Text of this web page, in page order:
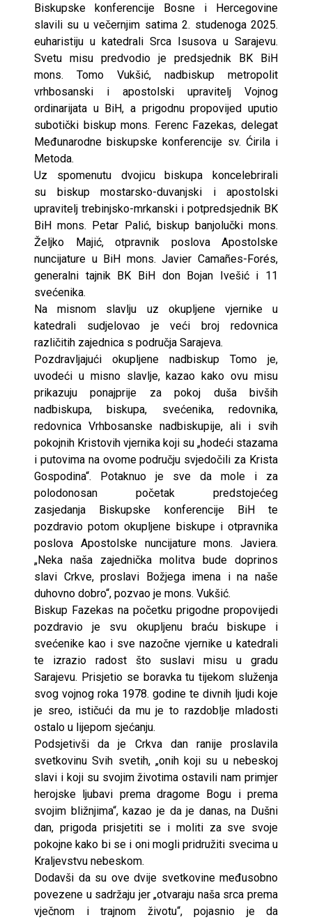
Biskupske konferencije Bosne i Hercegovine
slavili su u večernjim satima 2. studenoga 2025.
euharistiju u katedrali Srca Isusova u Sarajevu.
Svetu misu predvodio je predsjednik BK BiH
mons. Tomo Vukšić, nadbiskup metropolit
vrhbosanski i apostolski upravitelj Vojnog
ordinarijata u BiH, a prigodnu propovijed uputio
subotički biskup mons. Ferenc Fazekas, delegat
Međunarodne biskupske konferencije sv. Ćirila i
Metoda.
Uz spomenutu dvojicu biskupa koncelebrirali
su biskup mostarsko-duvanjski i apostolski
upravitelj trebinjsko-mrkanski i potpredsjednik BK
BiH mons. Petar Palić, biskup banjolučki mons.
Željko Majić, otpravnik poslova Apostolske
nuncijature u BiH mons. Javier Camañes-Forés,
generalni tajnik BK BiH don Bojan Ivešić i 11
svećenika.
Na misnom slavlju uz okupljene vjernike u
katedrali sudjelovao je veći broj redovnica
različitih zajednica s područja Sarajeva.
Pozdravljajući okupljene nadbiskup Tomo je,
uvodeći u misno slavlje, kazao kako ovu misu
prikazuju ponajprije za pokoj duša bivših
nadbiskupa, biskupa, svećenika, redovnika,
redovnica Vrhbosanske nadbiskupije, ali i svih
pokojnih Kristovih vjernika koji su „hodeći stazama
i putovima na ovome području svjedočili za Krista
Gospodina“. Potaknuo je sve da mole i za
polodonosan početak predstojećeg
zasjedanja Biskupske konferencije BiH te
pozdravio potom okupljene biskupe i otpravnika
poslova Apostolske nuncijature mons. Javiera.
„Neka naša zajednička molitva bude doprinos
slavi Crkve, proslavi Božjega imena i na naše
duhovno dobro“, pozvao je mons. Vukšić.
Biskup Fazekas na početku prigodne propovijedi
pozdravio je svu okupljenu braću biskupe i
svećenike kao i sve nazočne vjernike u katedrali
te izrazio radost što suslavi misu u gradu
Sarajevu. Prisjetio se boravka tu tijekom služenja
svog vojnog roka 1978. godine te divnih ljudi koje
je sreo, ističući da mu je to razdoblje mladosti
ostalo u lijepom sjećanju.
Podsjetivši da je Crkva dan ranije proslavila
svetkovinu Svih svetih, „onih koji su u nebeskoj
slavi i koji su svojim životima ostavili nam primjer
herojske ljubavi prema dragome Bogu i prema
svojim bližnjima“, kazao je da je danas, na Dušni
dan, prigoda prisjetiti se i moliti za sve svoje
pokojne kako bi se i oni mogli pridružiti svecima u
Kraljevstvu nebeskom.
Dodavši da su ove dvije svetkovine međusobno
povezene u sadržaju jer „otvaraju naša srca prema
vječnom i trajnom životu“, pojasnio je da